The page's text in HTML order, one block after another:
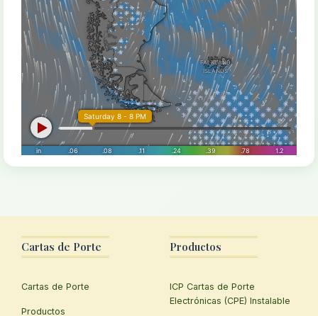
Cartas de Porte
Cartas de Porte
Productos
Productos
ICP Cartas de Porte
Electrónicas (CPE) Instalable